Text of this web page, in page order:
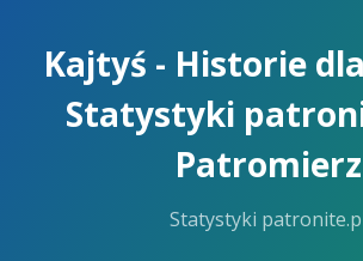
Kajtyś - Historie
Statystyki
Patromierz
Statystyki